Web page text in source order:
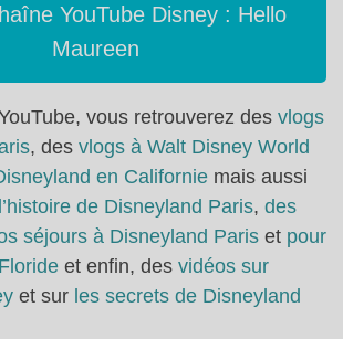
YouTube Disney : Hello
Maureen
vous retrouverez des vlogs
, des vlogs à Walt Disney World
en Californie mais aussi
de Disneyland Paris, des
séjours à Disneyland Paris et pour
et enfin, des vidéos sur
et sur les secrets de Disneyland